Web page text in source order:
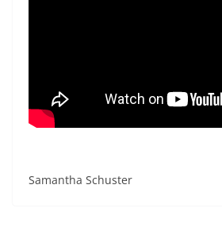
Samantha Schuster